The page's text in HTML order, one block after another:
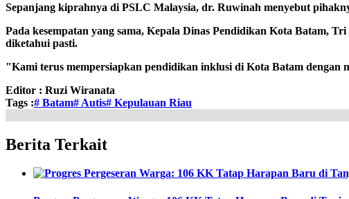
Sepanjang kiprahnya di PSLC Malaysia, dr. Ruwinah menyebut
Pada kesempatan yang sama, Kepala Dinas Pendidikan Kota Batam,
diketahui pasti.
"Kami terus mempersiapkan pendidikan inklusi di Kota Batam dengan
Editor : Ruzi Wiranata
Tags :# Batam# Autis# Kepulauan Riau
Berita Terkait